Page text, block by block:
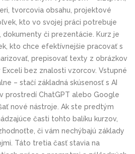
tvorcovia obsahu, projektové
kto vo svojej práci potrebuje
dokumenty či prezentácie. Kurz je
kto chce efektívnejšie pracovať s
prepisovať texty z obrázkov
bez znalosti vzorcov. Vstupné
– stačí základná skúsenosť s AI
prostredí ChatGPT alebo Google
nové nástroje. Ak ste predtým
časti tohto balíku kurzov,
či vám nechýbajú základy
Táto tretia časť stavia na